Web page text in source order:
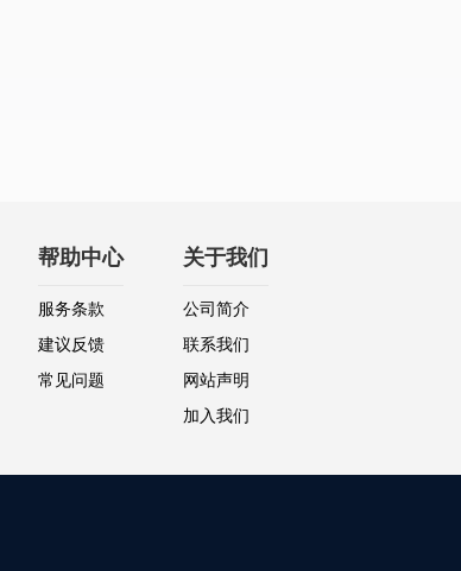
帮助中心
服务条款
建议反馈
常见问题
关于我们
公司简介
联系我们
网站声明
加入我们